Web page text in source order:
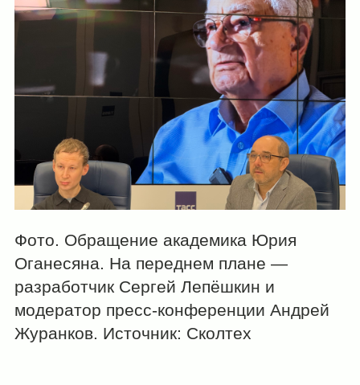
Фото. Обращение академика Юрия
Оганесяна. На переднем плане —
разработчик Сергей Лепёшкин и
модератор пресс-конференции Андрей
Журанков. Источник: Сколтех